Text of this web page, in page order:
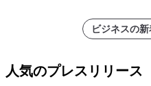
ビジネスの
人気のプレスリリース